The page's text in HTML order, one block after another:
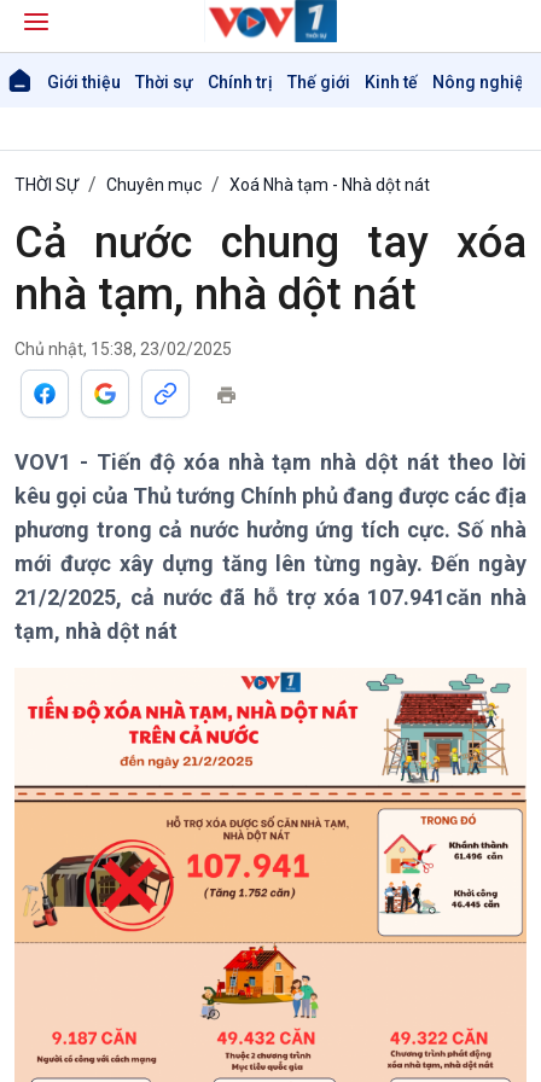
Giới thiệu Thời sự Chính trị Thế giới Kinh tế Nông nghiệp
Giới thiệu
Thời sự 21h30
Bản tin
Chuyên mục
Theo dòng Thời sự
Chính trị
Chính phủ với người dân
Quốc hội với cử tri
Đảng trong cuộc sống
Nhận diện sự thật
Pháp luật và đời sống
Thế giới
Vấn đề quốc tế
Hồ sơ sự kiện quốc tế
Thế giới & Việt Nam
Biên cương - Một dải vững
bền
Kinh tế
Nông nghiệp & Biển đảo
THỜI SỰ Chuyên mục Xoá Nhà tạm - Nhà dột nát
Cả nước chung tay xóa
nhà tạm, nhà dột nát
Chủ nhật, 15:38, 23/02/2025
VOV1 - Tiến độ xóa nhà tạm nhà dột nát theo lời
kêu gọi của Thủ tướng Chính phủ đang được các địa
phương trong cả nước hưởng ứng tích cực. Số nhà
mới được xây dựng tăng lên từng ngày. Đến ngày
21/2/2025, cả nước đã hỗ trợ xóa 107.941căn nhà
tạm, nhà dột nát